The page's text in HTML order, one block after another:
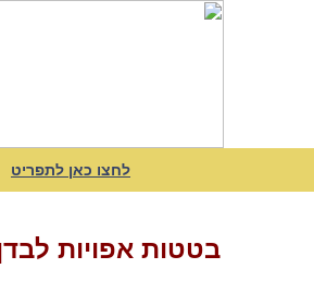
לחצו כאן לתפריט
בטטות אפויות